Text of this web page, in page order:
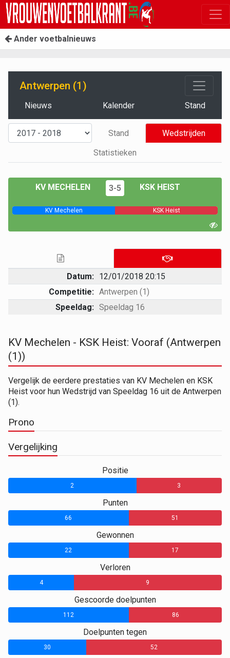
Ander voetbalnieuws
Antwerpen (1)
Nieuws Kalender Stand
Stand
Wedstrijden
Statistieken
KV MECHELEN 3-5 KSK HEIST
KV Mechelen KSK Heist
Datum: 12/01/2018 20:15
Competitie: Antwerpen (1)
Speeldag: Speeldag 16
KV Mechelen - KSK Heist: Vooraf (Antwerpen
(1))
Vergelijk de eerdere prestaties van KV Mechelen en KSK
Heist voor hun Wedstrijd van Speeldag 16 uit de Antwerpen
(1).
Prono
Vergelijking
Positie
2 3
Punten
66 51
Gewonnen
22 17
Verloren
4 9
Gescoorde doelpunten
112 86
Doelpunten tegen
30 52